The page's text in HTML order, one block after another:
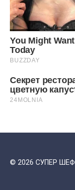
© 2026 СУПЕР ШЕФ